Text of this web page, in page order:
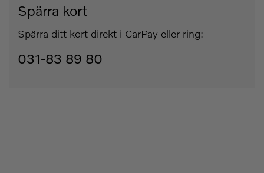
Spärra kort
Spärra ditt kort direkt i CarPay eller ring:
031-83 89 80